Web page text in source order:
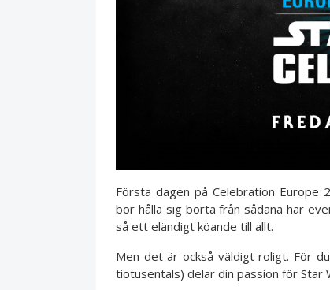
Första dagen på Celebration Europe
bör hålla sig borta från sådana här
så ett eländigt köande till allt.
Men det är också väldigt roligt. För
tiotusentals) delar din passion för Star